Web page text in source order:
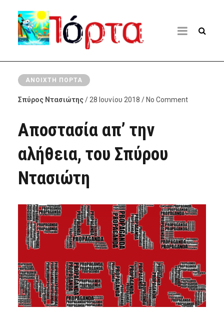
ΑΝΟΙΧΤΉ ΠΌΡΤΑ
Σπύρος Ντασιώτης/ 28 Ιουνίου 2018 / No Comment
Αποστασία απ’ την
αλήθεια, του Σπύρου
Ντασιώτη